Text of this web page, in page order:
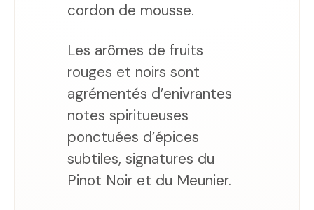
cordon de mousse.
Les arômes de fruits
rouges et noirs sont
agrémentés d’enivrantes
notes spiritueuses
ponctuées d’épices
subtiles, signatures du
Pinot Noir et du Meunier.